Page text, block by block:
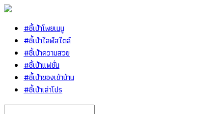
#ชี้เป้าโพยเมนู
#ชี้เป้าไลฟ์สไตล์
#ชี้เป้าความสวย
#ชี้เป้าแฟชั่น
#ชี้เป้าของเข้าบ้าน
#ชี้เป้าเล่าโปร